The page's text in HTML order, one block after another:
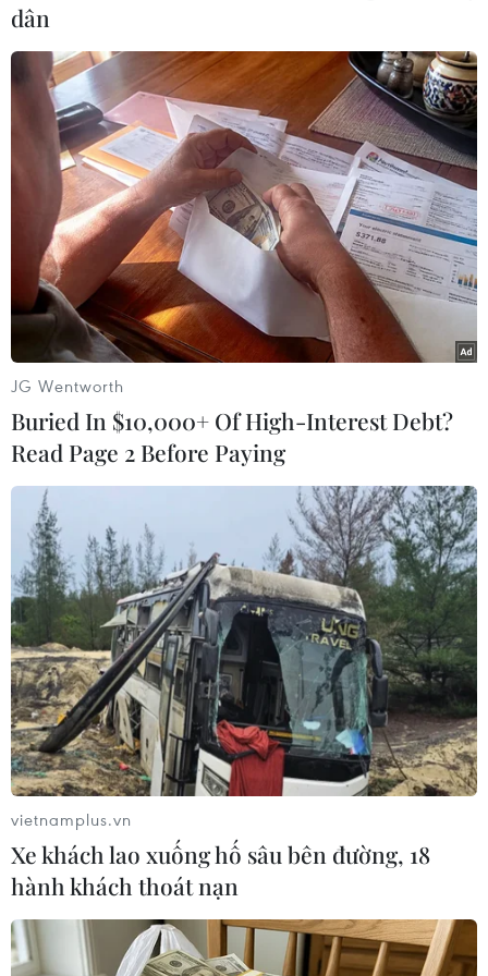
các giải phápphát triển thị trường lao động,
tăng cường năng lực cạnh tranh của nguồn
nhân lực, tạo việc làmđầy đủ và bền vững, gắn
kết cung cầu lao động; hỗ trợ các nhóm yếu
thế,đẩy mạnh an sinh xã hội, quản trị thị trường
lao động...
Các đại biểucũng cơ bản nhất trí về một số
chương trình/dự án chủ yếu phát triển
thịtrường lao động giai đoạn 2011-2020 như
hoàn thiện khung pháp lý chophát triển thị
trường lao động; Thúc đẩy cầu lao động và tăng
tỷ lệ laođộng làm công ăn lương; Phát triển
nguồn nhân lực chất lượng cao; Mởrộng và phát
triển thị trường lao động ngoài nước; Dự án Hỗ
trợ pháttriển thị trường lao động thuộc Chương
trình Mục tiêu quốc gia về Việclàm giai đoạn
2011-2015; Nâng cao năng lực cán bộ quản lý
nhà nước vềlao động-việc làm, hoạt động
truyền thông, nghiên cứu xây dựng cơ
chế,chính sách, hoàn thiện khung pháp lý phát
triển thị trường lao động chonhóm yếu thế…/.
Phúc Hằng (TTXVN/Vietnam+)
dân
JG Wentworth
Buried In $10,000+ Of High-Interest Debt?
Read Page 2 Before Paying
vietnamplus.vn
Xe khách lao xuống hố sâu bên đường, 18
hành khách thoát nạn